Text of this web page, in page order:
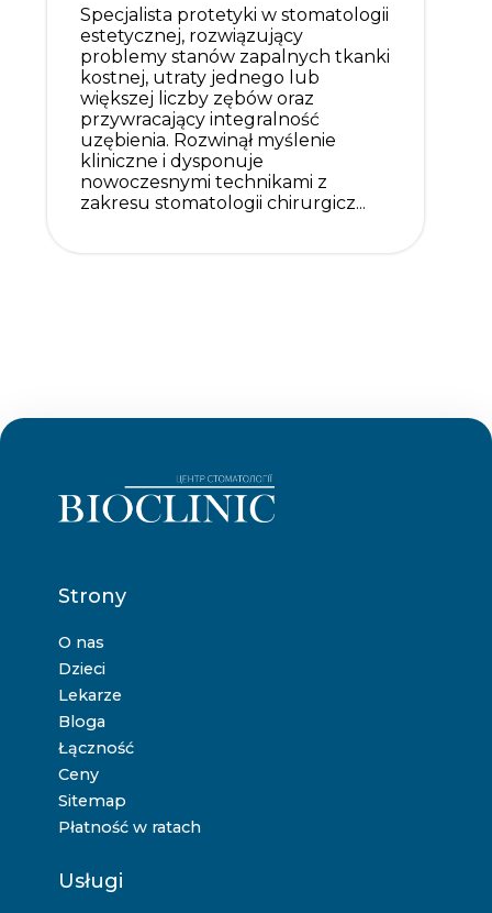
Specjalista protetyki w stomatologii
estetycznej, rozwiązujący
problemy stanów zapalnych tkanki
kostnej, utraty jednego lub
większej liczby zębów oraz
przywracający integralność
uzębienia. Rozwinął myślenie
kliniczne i dysponuje
nowoczesnymi technikami z
zakresu stomatologii chirurgicz...
Strony
O nas
Dzieci
Lekarze
Bloga
Łączność
Ceny
Sitemap
Płatność w ratach
Usługi